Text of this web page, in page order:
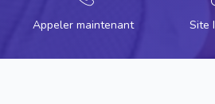
Appeler maintenant Site